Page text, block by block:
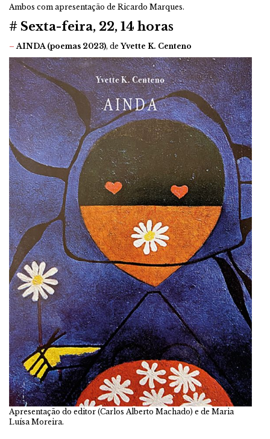
Ambos com apresentação de Ricardo Marques.
# Sexta-feira, 22, 14 horas
– AINDA (poemas 2023), de Yvette K. Centeno
Apresentação do editor (Carlos Alberto Machado) e de Maria
Luísa Moreira.